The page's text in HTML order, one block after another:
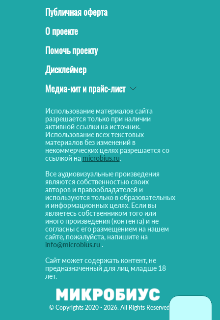
© Copyrights 2020 - 2026. All Rights Reserved!
Публичная оферта
О проекте
Помочь проекту
Дисклеймер
Медиа-кит и прайс-лист
Использование материалов сайта
разрешается только при наличии
активной ссылки на источник.
Использование всех текстовых
материалов без изменений в
некоммерческих целях разрешается со
ссылкой на microbius.ru.
Все аудиовизуальные произведения
являются собственностью своих
авторов и правообладателей и
используются только в образовательных
и информационных целях. Если вы
являетесь собственником того или
иного произведения (контента) и не
согласны с его размещением на нашем
сайте, пожалуйста, напишите на
info@microbius.ru .
Сайт может содержать контент, не
предназначенный для лиц младше 18
лет.